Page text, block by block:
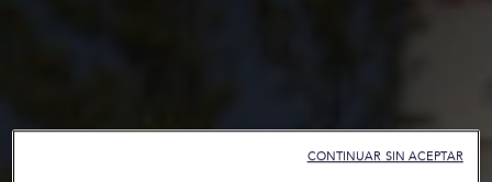
CONTINUAR SIN ACEPTAR